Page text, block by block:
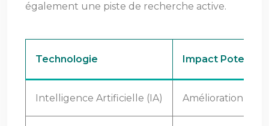
également une piste de recherche active.
Technologie Impact Potentiel
Intelligence Artificielle (IA) Amélioration de